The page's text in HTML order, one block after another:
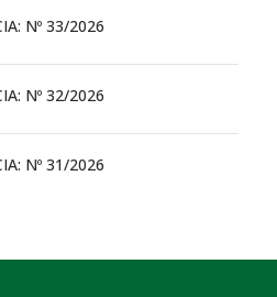
Nº 33/2026
Nº 32/2026
Nº 31/2026